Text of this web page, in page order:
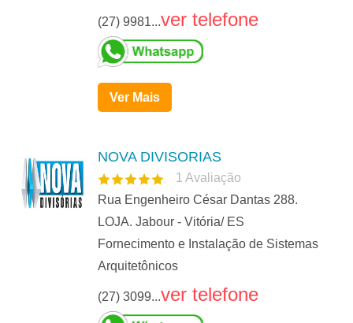
(27) 9981...ver telefone
Ver Mais
NOVA DIVISORIAS
1 Avaliação
Rua Engenheiro César Dantas 288.
LOJA. Jabour - Vitória/ ES
Fornecimento e Instalação de Sistemas
Arquitetônicos
(27) 3099...ver telefone